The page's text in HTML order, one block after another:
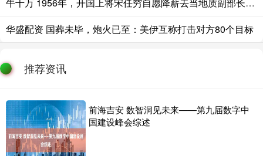
华盛配资 国葬未毕，炮火已至：美伊互称打击对方80个目标
推荐资讯
前海吉安 数智洞见未来——第九届数字中
国建设峰会综述